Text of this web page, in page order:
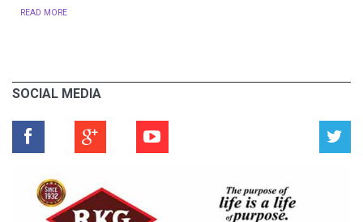
READ MORE
SOCIAL MEDIA